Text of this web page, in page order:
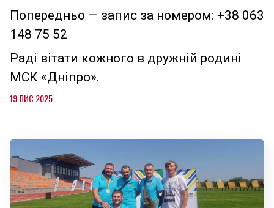
Попередньо — запис за номером: +38 063
148 75 52
Раді вітати кожного в дружній родині
МСК «Дніпро».
19 ЛИС 2025